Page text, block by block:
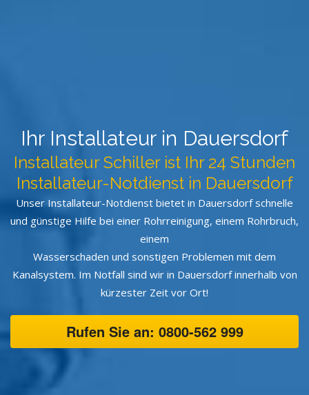
Ihr Installateur in Dauersdorf
Installateur Schiller ist Ihr 24 Stunden
Installateur-Notdienst in Dauersdorf
Unser Installateur-Notdienst bietet in Dauersdorf schnelle
und günstige Hilfe bei einer Rohrreinigung, einem Rohrbruch,
einem
Wasserschaden und sonstigen Problemen mit dem
Kanalsystem. Im Notfall sind wir in Dauersdorf innerhalb von
kürzester Zeit vor Ort!
Rufen Sie an: 0800-562 999